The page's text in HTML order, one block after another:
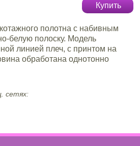
Купить
полотна с набивным
белую полоску. Модель
линией плеч, с принтом на
обработана однотонно
сетях: